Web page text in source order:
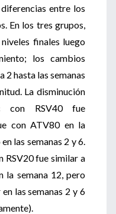
entre los
En los tres grupos,
finales luego
los cambios
2 hasta las semanas
La disminución
con RSV40 fue
con ATV80 en la
las semanas 2 y 6.
RSV20 fue similar a
la semana 12, pero
las semanas 2 y 6